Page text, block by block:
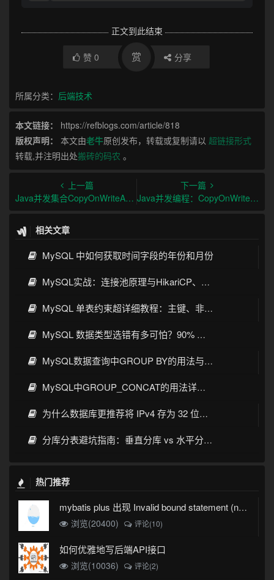
正文到此结束
赞 0 赏 分享
所属分类： 后端技术
本文链接：
https://refblogs.com/article/818
版权声明：
本文由老牛原创发布，转载或复制请以 超链接形式
转载,并注明出处搬砖的码农 。
上一篇
Java并发集合CopyOnWriteArrayList与synchronizedList对比
下一篇
Java并发编程：CopyOnWriteArrayList与synchronizedList的区别与选型
相关文章
MySQL 中如何获取时间字段的年份和月份
MySQL实战：连接池原理与HikariCP、C3P0、Druid、DBCP选型
MySQL 单表约束超详细教程：主键、非空、唯一、默认值一次讲透
MySQL 数据类型选错有多可怕？90% 开发者都踩过的坑
MySQL数据查询中GROUP BY的用法与实战详解
MySQL中GROUP_CONCAT的用法详解：语法、示例与常见坑
为什么数据库更推荐将 IPv4 存为 32 位整数而不是字符串
分库分表避坑指南：垂直分库 vs 水平分表，分片键选对才不踩雷
热门推荐
mybatis plus 出现 Invalid bound statement (not found)
浏览(20400)
评论(10)
如何优雅地写后端API接口
浏览(10036) 评论(2)